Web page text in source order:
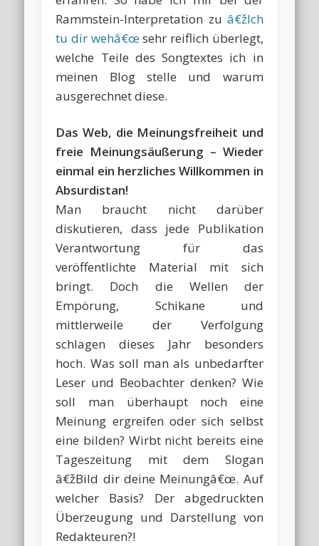
Rammstein-Interpretation zu â€žIch
tu dir wehâ€œsehr reiflich überlegt,
welche Teile des Songtextes ich in
meinen Blog stelle und warum
ausgerechnet diese.
Das Web, die Meinungsfreiheit und
freie Meinungsäußerung – Wieder
einmal ein herzliches Willkommen in
Absurdistan!
Man braucht nicht darüber
diskutieren, dass jede Publikation
Verantwortung für das
veröffentlichte Material mit sich
bringt. Doch die Wellen der
Empörung, Schikane und
mittlerweile der Verfolgung
schlagen dieses Jahr besonders
hoch. Was soll man als unbedarfter
Leser und Beobachter denken? Wie
soll man überhaupt noch eine
Meinung ergreifen oder sich selbst
eine bilden? Wirbt nicht bereits eine
Tageszeitung mit dem Slogan
â€žBild dir deine Meinungâ€œ. Auf
welcher Basis? Der abgedruckten
Überzeugung und Darstellung von
Redakteuren?!